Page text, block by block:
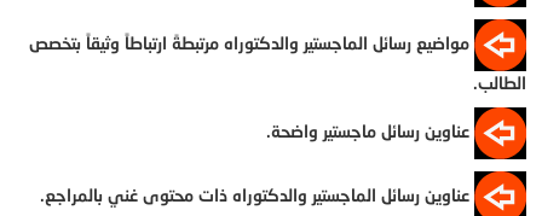
مواضيع رسائل الماجستير والدكتوراه مرتبطةً ارتباطاً وثيقاً بتخصص
الطالب.
عناوين رسائل ماجستير واضحة.
عناوين رسائل الماجستير والدكتوراه ذات محتوى غني بالمراجع.